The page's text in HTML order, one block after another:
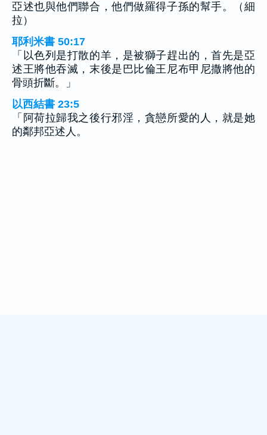
亞述也與他們聯合，他們做羅得子孫的幫手。（細
拉）
耶利米書 50:17
「以色列是打散的羊，是被獅子趕出的，首先是亞
述王將他吞滅，末後是巴比倫王尼布甲尼撒將他的
骨頭折斷。」
以西結書 23:5
「阿荷拉歸我之後行邪淫，貪戀所愛的人，就是她
的鄰邦亞述人。